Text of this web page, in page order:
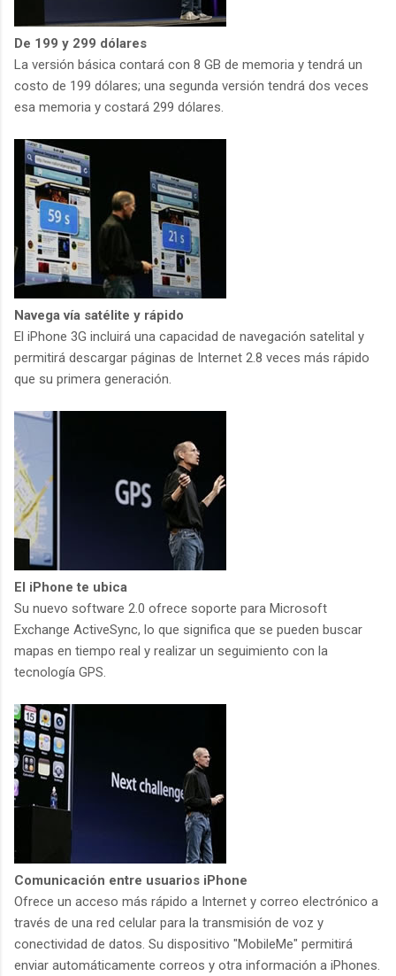
De 199 y 299 dólares
La versión básica contará con 8 GB de memoria y tendrá un
costo de 199 dólares; una segunda versión tendrá dos veces
esa memoria y costará 299 dólares.
Navega vía satélite y rápido
El iPhone 3G incluirá una capacidad de navegación satelital y
permitirá descargar páginas de Internet 2.8 veces más rápido
que su primera generación.
El iPhone te ubica
Su nuevo software 2.0 ofrece soporte para Microsoft
Exchange ActiveSync, lo que significa que se pueden buscar
mapas en tiempo real y realizar un seguimiento con la
tecnología GPS.
Comunicación entre usuarios iPhone
Ofrece un acceso más rápido a Internet y correo electrónico a
través de una red celular para la transmisión de voz y
conectividad de datos. Su dispositivo "MobileMe" permitirá
enviar automáticamente correos y otra información a iPhones.